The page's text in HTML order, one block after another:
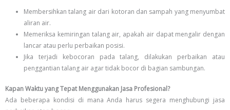
Membersihkan talang air dari kotoran dan sampah yang menyumbat
aliran air.
Memeriksa kemiringan talang air, apakah air dapat mengalir dengan
lancar atau perlu perbaikan posisi.
Jika terjadi kebocoran pada talang, dilakukan perbaikan atau
penggantian talang air agar tidak bocor di bagian sambungan.
Kapan Waktu yang Tepat Menggunakan Jasa Profesional?
Ada beberapa kondisi di mana Anda harus segera menghubungi jasa